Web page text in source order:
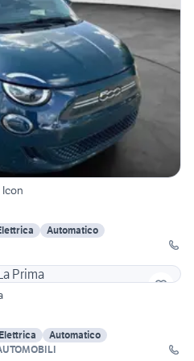
Icon
Automatico
Elettrica
Automatico